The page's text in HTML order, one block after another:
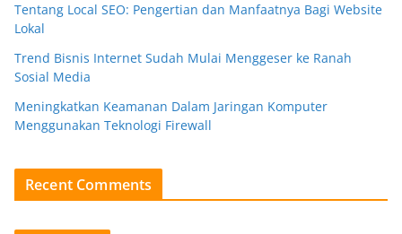
Tentang Local SEO: Pengertian dan Manfaatnya Bagi Website
Lokal
Trend Bisnis Internet Sudah Mulai Menggeser ke Ranah
Sosial Media
Meningkatkan Keamanan Dalam Jaringan Komputer
Menggunakan Teknologi Firewall
Recent Comments